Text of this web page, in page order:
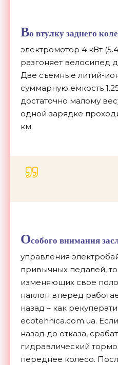
Во втулку заднего
электромотор 4 кВт
разгоняет велосипед
Две съемные литий-
суммарную емкость
достаточно малому
одной зарядке
км.
Особого внимания
управления
привычных педалей,
изменяющих свое
наклон вперед
назад – как
ecotehnica.com.ua.
назад до отказа,
гидравлический
переднее колесо.